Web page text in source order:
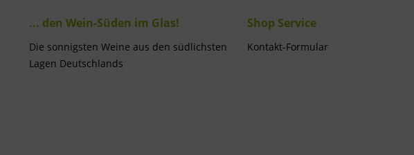
... den Wein-Süden im Glas!
Die sonnigsten Weine aus den südlichsten
Lagen Deutschlands
Shop Service
Kontakt-Formular